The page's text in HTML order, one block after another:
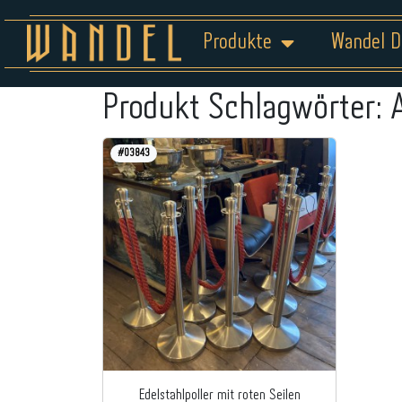
Produkte Wandel
Produkt Schlagwörter:
#03843
Edelstahlpoller mit roten Seilen